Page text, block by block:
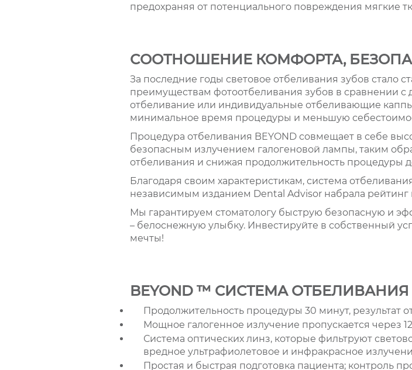
предохраняя от потенциального повреждения мягкие
СООТНОШЕНИЕ КОМФОРТА,
За последние годы световое отбеливания зубов стало
преимуществам фотоотбеливания зубов в сравнении с
отбеливание или индивидуальные отбеливающие
минимальное время процедуры и меньшую
Процедура отбеливания BEYOND совмещает в себе
безопасным излучением галогеновой лампы, таким
отбеливания и снижая продолжительность процедуры
Благодаря своим характеристикам, система
независимым изданием Dental Advisor набрала рейтинг
Мы гарантируем стоматологу быструю безопасную и
– белоснежную улыбку. Инвестируйте в собственный
мечты!
BEYOND ™ СИСТЕМА
Продолжительность процедуры 30 минут, результат
Мощное галогенное излучение пропускается через
Система оптических линз, которые фильтруют
вредное ультрафиолетовое и инфракрасное
Простая и быстрая подготовка пациента; контроль